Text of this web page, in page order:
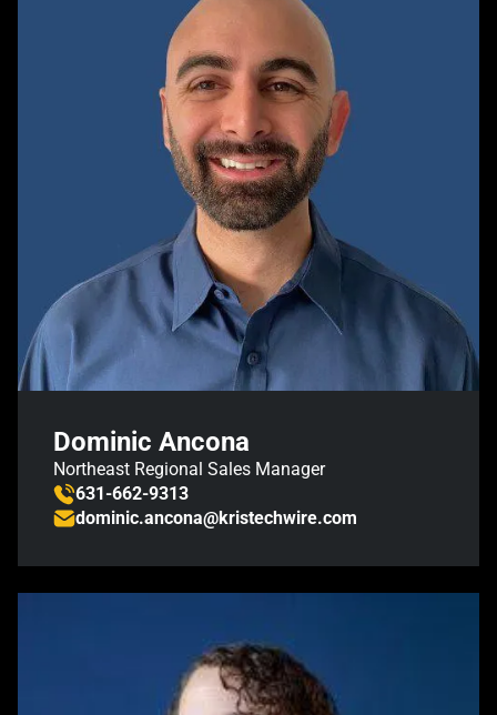
Dominic Ancona
Northeast Regional Sales Manager
631-662-9313
dominic.ancona@kristechwire.com